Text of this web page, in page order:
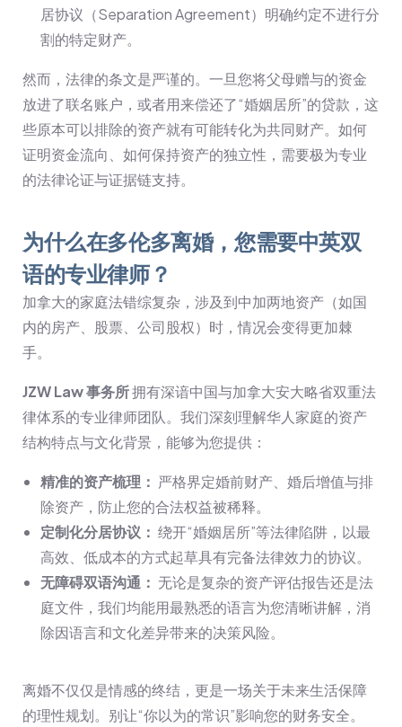
居协议（Separation Agreement）明确约定不进行分
割的特定财产。
然而，法律的条文是严谨的。一旦您将父母赠与的资金
放进了联名账户，或者用来偿还了“婚姻居所”的贷款，这
些原本可以排除的资产就有可能转化为共同财产。如何
证明资金流向、如何保持资产的独立性，需要极为专业
的法律论证与证据链支持。
为什么在多伦多离婚，您需要中英双
语的专业律师？
加拿大的家庭法错综复杂，涉及到中加两地资产（如国
内的房产、股票、公司股权）时，情况会变得更加棘
手。
JZW Law 事务所拥有深谙中国与加拿大安大略省双重法
律体系的专业律师团队。我们深刻理解华人家庭的资产
结构特点与文化背景，能够为您提供：
精准的资产梳理： 严格界定婚前财产、婚后增值与排
除资产，防止您的合法权益被稀释。
定制化分居协议： 绕开“婚姻居所”等法律陷阱，以最
高效、低成本的方式起草具有完备法律效力的协议。
无障碍双语沟通： 无论是复杂的资产评估报告还是法
庭文件，我们均能用最熟悉的语言为您清晰讲解，消
除因语言和文化差异带来的决策风险。
离婚不仅仅是情感的终结，更是一场关于未来生活保障
的理性规划。别让“你以为的常识”影响您的财务安全。